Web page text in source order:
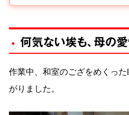
何気ない埃も、母の
作業中、和室のござをめくっ
がりました。